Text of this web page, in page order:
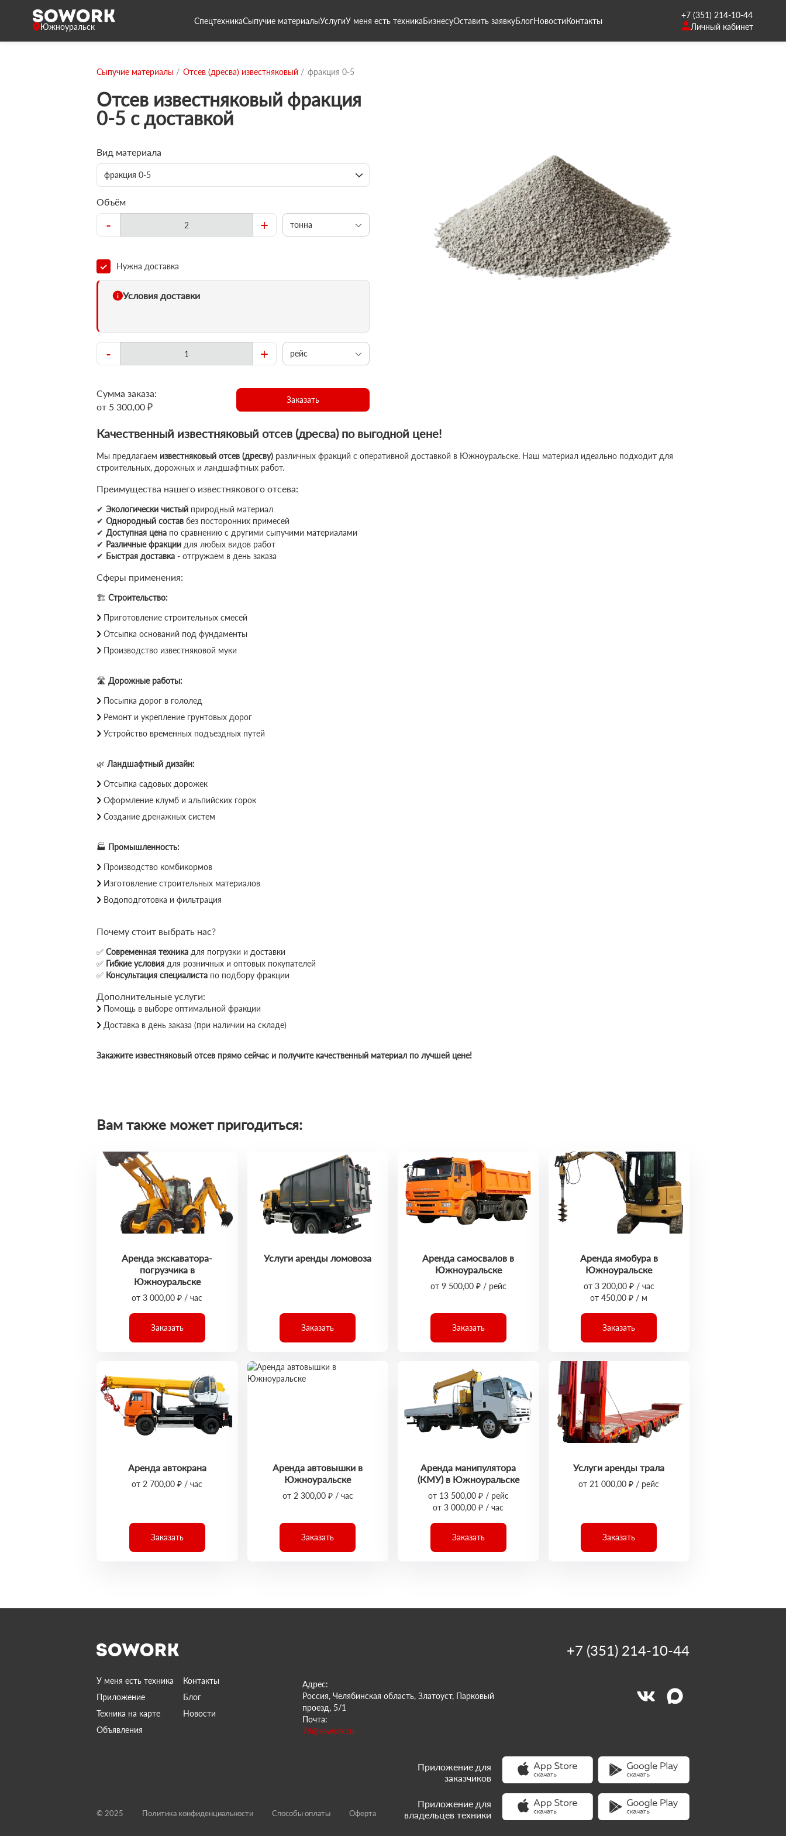
Южноуральск
СпецтехникаСыпучие материалыУслугиУ меня есть техникаБизнесуОставить заявкуБлогНовостиКонтакты
+7 (351) 214-10-44
Личный кабинет
Сыпучие материалы Отсев (дресва) известняковый фракция 0-5
Отсев известняковый фракция
0-5 с доставкой
Вид материала
фракция 0-5
Объём
- + тонна
Нужна доставка
Условия доставки
- + рейс
Сумма заказа:
от 5 300,00 ₽
Заказать
Качественный известняковый отсев (дресва) по выгодной цене!
Мы предлагаем известняковый отсев (дресву) различных фракций с оперативной доставкой в Южноуральске. Наш материал идеально подходит для
строительных, дорожных и ландшафтных работ.
Преимущества нашего известнякового отсева:
✔ Экологически чистый природный материал
✔ Однородный состав без посторонних примесей
✔ Доступная цена по сравнению с другими сыпучими материалами
✔ Различные фракции для любых видов работ
✔ Быстрая доставка - отгружаем в день заказа
Сферы применения:
🏗 Строительство:
Приготовление строительных смесей
Отсыпка оснований под фундаменты
Производство известняковой муки
🛣 Дорожные работы:
Посыпка дорог в гололед
Ремонт и укрепление грунтовых дорог
Устройство временных подъездных путей
🌿 Ландшафтный дизайн:
Отсыпка садовых дорожек
Оформление клумб и альпийских горок
Создание дренажных систем
🏭 Промышленность:
Производство комбикормов
Изготовление строительных материалов
Водоподготовка и фильтрация
Почему стоит выбрать нас?
✅ Современная техника для погрузки и доставки
✅ Гибкие условия для розничных и оптовых покупателей
✅ Консультация специалиста по подбору фракции
Дополнительные услуги:
Помощь в выборе оптимальной фракции
Доставка в день заказа (при наличии на складе)
Закажите известняковый отсев прямо сейчас и получите качественный материал по лучшей цене!
Вам также может пригодиться:
Аренда экскаватора-
погрузчика в
Южноуральске
от 3 000,00 ₽ / час
Заказать
Услуги аренды ломовоза
Заказать
Аренда самосвалов в
Южноуральске
от 9 500,00 ₽ / рейс
Заказать
Аренда ямобура в
Южноуральске
от 3 200,00 ₽ / час
от 450,00 ₽ / м
Заказать
Аренда автокрана
от 2 700,00 ₽ / час
Заказать
Аренда автовышки в
Южноуральске
от 2 300,00 ₽ / час
Заказать
Аренда манипулятора
(КМУ) в Южноуральске
от 13 500,00 ₽ / рейс
от 3 000,00 ₽ / час
Заказать
Услуги аренды трала
от 21 000,00 ₽ / рейс
Заказать
У меня есть техника
Контакты
Приложение
Блог
Техника на карте
Новости
Объявления
Адрес:
Россия, Челябинская область, Златоуст, Парковый
проезд, 5/1
Почта:
74@sowork.ru
+7 (351) 214-10-44
© 2025 Политика конфиденциальности Способы оплаты Оферта
Приложение для
заказчиков
Приложение для
владельцев техники